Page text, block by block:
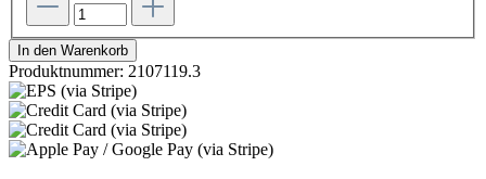
In den Warenkorb
Produktnummer: 2107119.3